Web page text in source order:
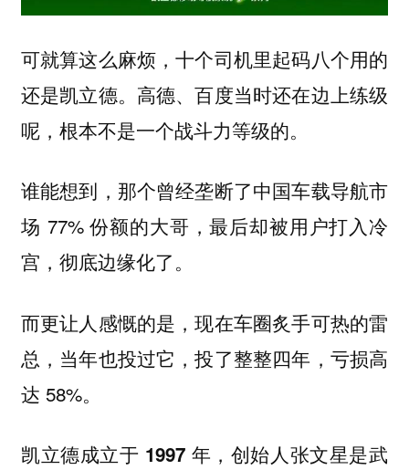
可就算这么麻烦，十个司机里起码八个用的
还是凯立德。高德、百度当时还在边上练级
呢，根本不是一个战斗力等级的。
谁能想到，那个曾经垄断了中国车载导航市
场 77% 份额的大哥，最后却被用户打入冷
宫，彻底边缘化了。
而更让人感慨的是，现在车圈炙手可热的雷
总，当年也投过它，投了整整四年，亏损高
达 58%。
凯立德成立于 1997 年，创始人张文星是武